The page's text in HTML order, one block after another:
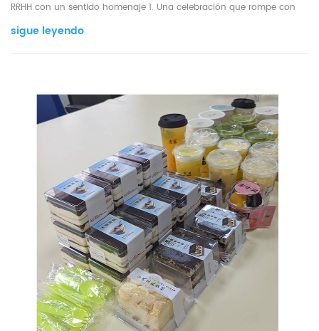
RRHH con un sentido homenaje 1. Una celebración que rompe con
las tradiciones El equipo de RRHH se reúne alrededor de un pastel
con la temática de "Guardián de los Empleados", con tazas de té con
sigue leyendo